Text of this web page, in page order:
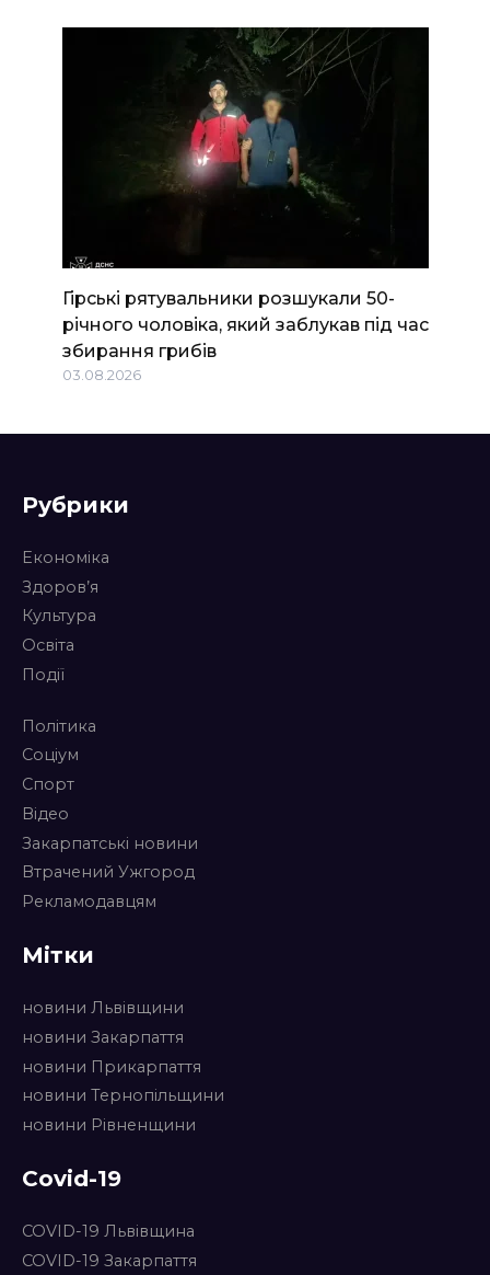
Гірські рятувальники розшукали 50-
річного чоловіка, який заблукав під час
збирання грибів
03.08.2026
Рубрики
Економіка
Здоров’я
Культура
Освіта
Події
Політика
Соціум
Спорт
Відео
Закарпатські новини
Втрачений Ужгород
Рекламодавцям
Мітки
новини Львівщини
новини Закарпаття
новини Прикарпаття
новини Тернопільщини
новини Рівненщини
Covid-19
COVID-19 Львівщина
COVID-19 Закарпаття